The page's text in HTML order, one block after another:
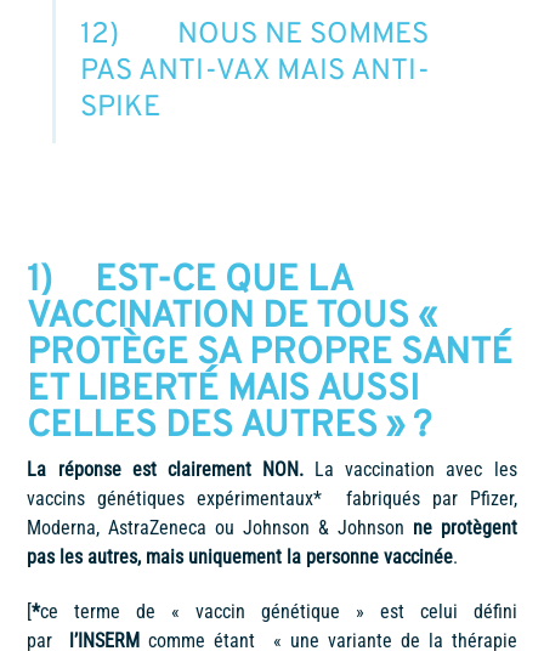
12) NOUS NE SOMMES
PAS ANTI-VAX MAIS ANTI-
SPIKE
1) EST-CE QUE LA
VACCINATION DE TOUS «
PROTÈGE SA PROPRE SANTÉ
ET LIBERTÉ MAIS AUSSI
CELLES DES AUTRES » ?
La réponse est clairement NON. La vaccination avec les
vaccins génétiques expérimentaux* fabriqués par Pfizer,
Moderna, AstraZeneca ou Johnson & Johnson ne protègent
pas les autres, mais uniquement la personne vaccinée.
[*ce terme de « vaccin génétique » est celui défini
par l’INSERM comme étant « une variante de la thérapie